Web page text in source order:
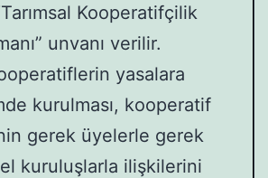
Kooperatifçilik
unvanı verilir.
yasalara
kurulması, kooperatif
gerek üyelerle gerek
kuruluşlarla ilişkilerini